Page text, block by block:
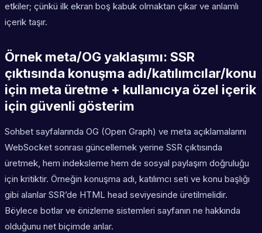
etkiler; çünkü ilk ekran boş kabuk olmaktan çıkar ve anlamlı
içerik taşır.
Örnek meta/OG yaklaşımı: SSR
çıktısında konuşma adı/katılımcılar/konu
için meta üretme + kullanıcıya özel içerik
için güvenli gösterim
Sohbet sayfalarında OG (Open Graph) ve meta açıklamalarını
WebSocket sonrası güncellemek yerine SSR çıktısında
üretmek, hem indeksleme hem de sosyal paylaşım doğruluğu
için kritiktir. Örneğin konuşma adı, katılımcı seti ve konu başlığı
gibi alanlar SSR’de HTML head seviyesinde üretilmelidir.
Böylece botlar ve önizleme sistemleri sayfanın ne hakkında
olduğunu net biçimde anlar.